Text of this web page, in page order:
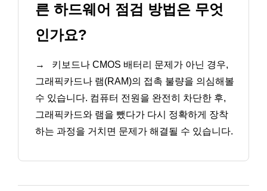
른 하드웨어 점검 방법은 무엇
인가요?
→
키보드나 CMOS 배터리 문제가 아닌 경우,
그래픽카드나 램(RAM)의 접촉 불량을 의심해볼
수 있습니다. 컴퓨터 전원을 완전히 차단한 후,
그래픽카드와 램을 뺐다가 다시 정확하게 장착
하는 과정을 거치면 문제가 해결될 수 있습니다.